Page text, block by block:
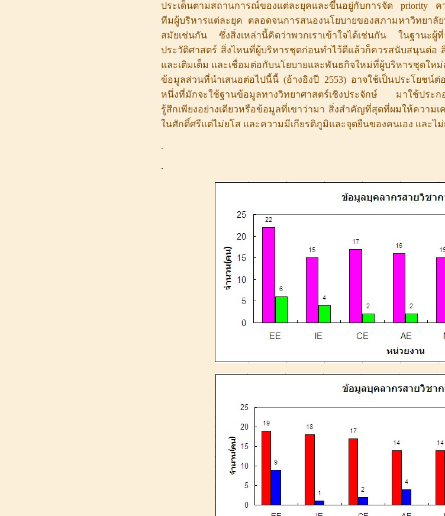
ประเด็นตามสถานการณ์ของแต่ละยุคและขึ้นอยู่กับการจัด priority
ทีมผู้บริหารแต่ละยุค ตลอดจนการสนองนโยบายของสภามหาวิทยาลั
สมัยเช่นกัน ซึ่งสิ่งเหล่านี้คิดว่าพวกเราเข้าใจได้เช่นกัน ในฐานะผู้ที่
ประวัติศาสตร์ สิ่งไหนที่ผู้บริหารชุดก่อนทำไว้ดีแล้วก็ควรสนับสนุนต่อ
และเติมเต็ม และเชื่อมต่อกับนโยบายและพันธกิจใหม่ที่ผู้บริหารชุดใ
ข้อมูลส่วนที่นำเสนอต่อไปนี้นี้ (อ้างอิงปี 2553) อาจใช้เป็นประโยชน์
หนึ่งที่มักจะใช้ฐานข้อมูลทางวิทยาศาสตร์เชิงประจักษ์ มาใช้ประก
รู้สึกเพียงอย่างเดียวหรือข้อมูลที่เขาว่ามา สิ่งสำคัญที่สุดที่ผมให้ควา
ในศักดิ์ศรีแต่ไม่ยโส และความมีเกียรติภูมิและจุดยืนของคนเอง และไ
.
.